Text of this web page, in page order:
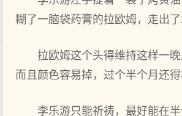
糊了一脑袋药膏的拉欧姆，走出了
拉欧姆这个头得维持这样一晚
而且颜色容易掉，过个半个月还得
李乐游只能祈祷，最好能在